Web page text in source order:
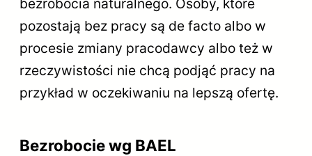
bezrobocia naturalnego. Osoby, które
pozostają bez pracy są de facto albo w
procesie zmiany pracodawcy albo też w
rzeczywistości nie chcą podjąć pracy na
przykład w oczekiwaniu na lepszą ofertę.
Bezrobocie wg BAEL